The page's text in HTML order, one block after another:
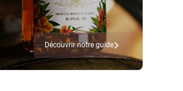
Découvrir notre guide